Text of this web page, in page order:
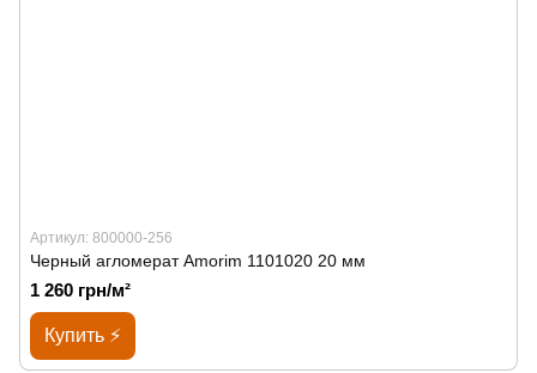
Артикул: 800000-256
Черный агломерат Amorim 1101020 20 мм
1 260 грн/м²
Купить ⚡